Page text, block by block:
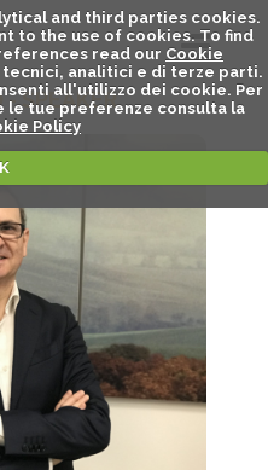
and third parties cookies.
to the use of cookies. To find
read our Cookie
analitici e di terze parti.
all'utilizzo dei cookie. Per
le tue preferenze consulta la
Policy
SPEAKER